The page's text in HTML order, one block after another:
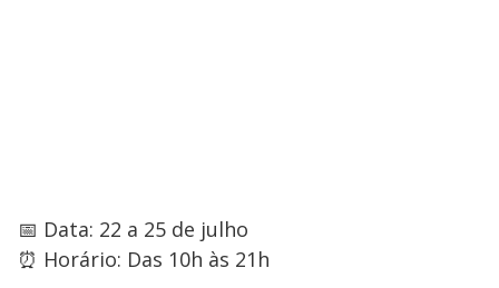
📅 Data: 22 a 25 de julho
⏰ Horário: Das 10h às 21h